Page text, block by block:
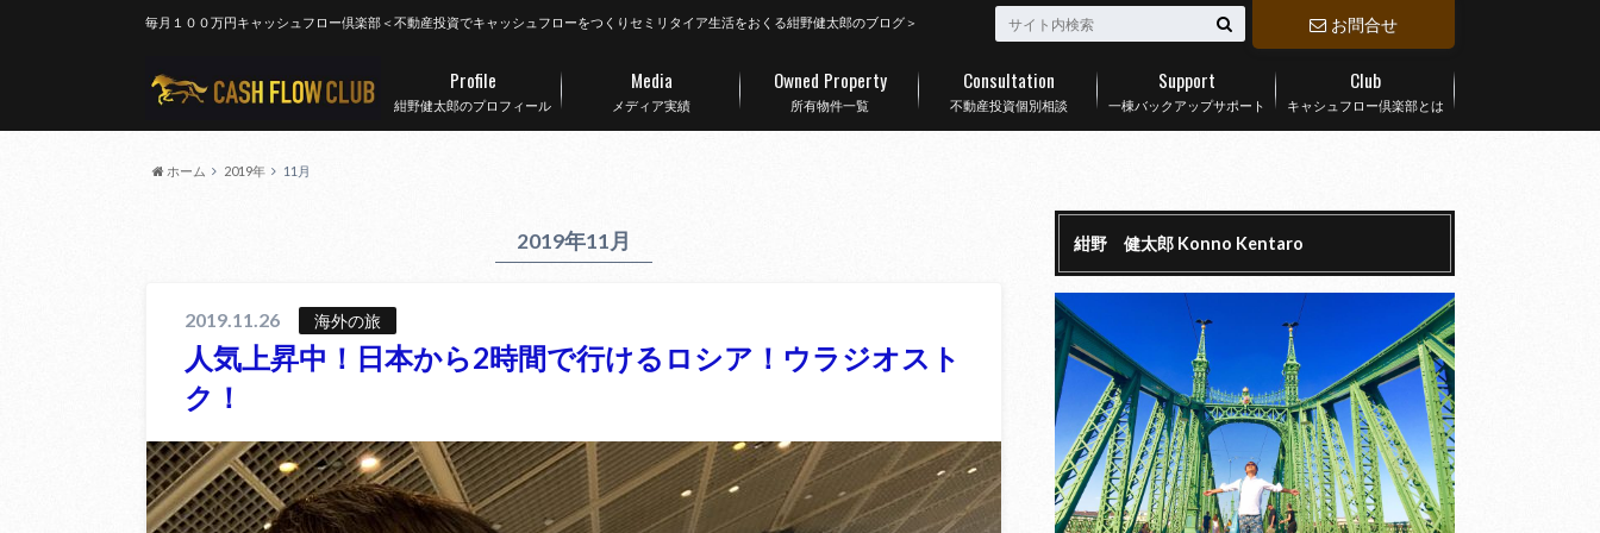
毎月１００万円キャッシュフロー倶楽部＜不動産投資でキャッシュフローをつくりセミリタイア生活をおくる紺野健太郎のブログ＞ お問合せ
紺野健太郎のプロフィール
Profile
メディア実績
Media
所有物件一覧
Owned Property
不動産投資個別相談
Consultation
一棟バックアップサポート
Support
キャシュフロー倶楽部とは
Club
ホーム 2019年 11月
2019年11月
2019.11.26 海外の旅
人気上昇中！日本から2時間で行けるロシア！ウラジオスト
ク！
紺野 健太郎 Konno Kentaro